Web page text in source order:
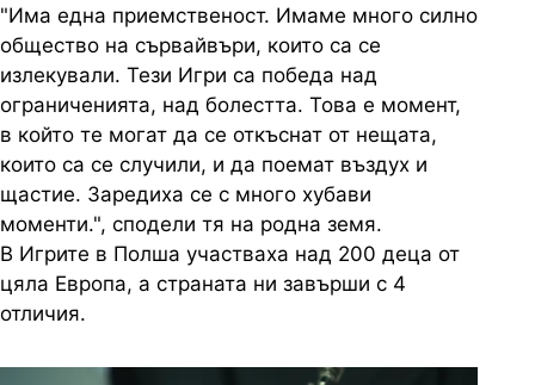
"Има една приемственост. Имаме много силно
общество на сървайвъри, които са се
излекували. Тези Игри са победа над
ограниченията, над болестта. Това е момент,
в който те могат да се откъснат от нещата,
които са се случили, и да поемат въздух и
щастие. Заредиха се с много хубави
моменти.", сподели тя на родна земя.
В Игрите в Полша участваха над 200 деца от
цяла Европа, а страната ни завърши с 4
отличия.